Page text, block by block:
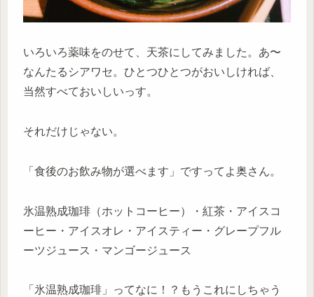
いろいろ薬味をのせて、天茶にしてみました。あ〜
なんたるシアワセ。ひとつひとつがおいしければ、
当然すべておいしいっす。
それだけじゃない。
「食後のお飲み物が選べます」ですってよ奥さん。
氷温熟成珈琲（ホットコーヒー）・紅茶・アイスコ
ーヒー・アイスオレ・アイスティー・グレープフル
ーツジュース・マンゴージュース
「氷温熟成珈琲」ってなに！？もうこれにしちゃう